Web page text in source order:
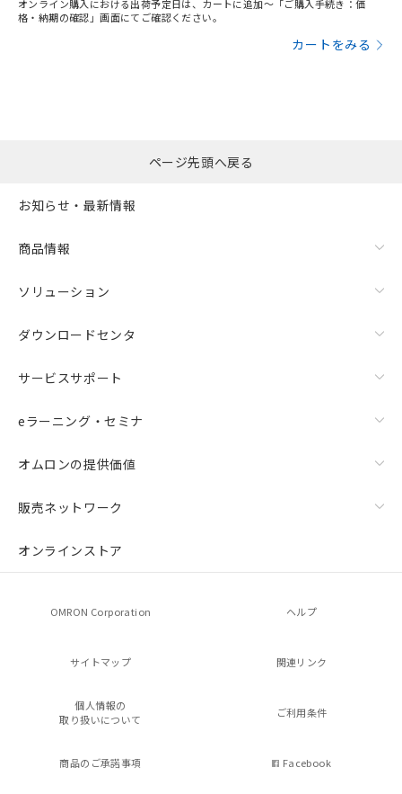
オンライン購入における出荷予定日は、カートに追加～「ご購入手続き：価
格・納期の確認」画面にてご確認ください。
カートをみる
ページ先頭へ戻る
お知らせ・最新情報
商品情報
ソリューション
ダウンロードセンタ
サービスサポート
eラーニング・セミナ
オムロンの提供価値
販売ネットワーク
オンラインストア
OMRON Corporation ヘルプ
サイトマップ 関連リンク
個人情報の
取り扱いについて
ご利用条件
商品のご承諾事項 Facebook